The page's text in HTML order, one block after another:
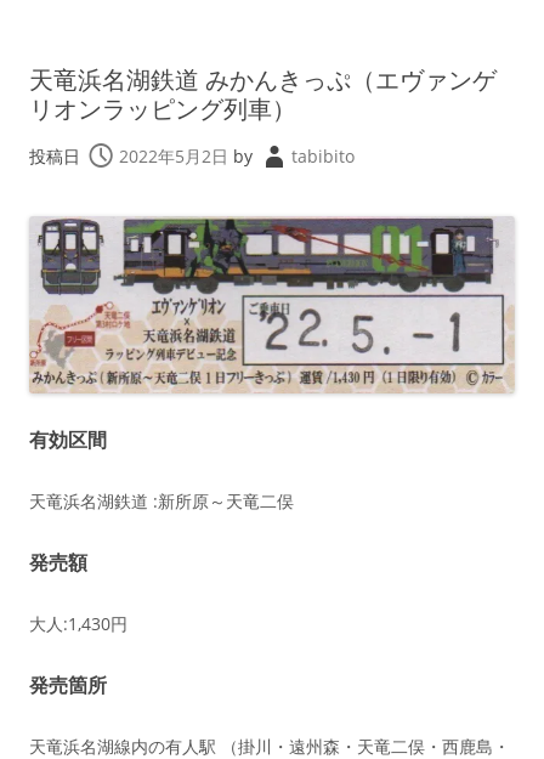
天竜浜名湖鉄道 みかんきっぷ（エヴァンゲ
リオンラッピング列車）
投稿日 2022年5月2日 by tabibito
有効区間
天竜浜名湖鉄道 :新所原～天竜二俣
発売額
大人:1,430円
発売箇所
天竜浜名湖線内の有人駅 （掛川・遠州森・天竜二俣・西鹿島・